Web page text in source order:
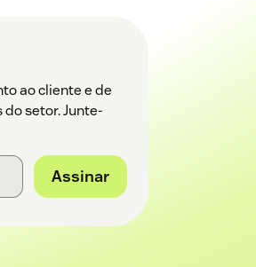
ao cliente e de
setor. Junte-
Assinar